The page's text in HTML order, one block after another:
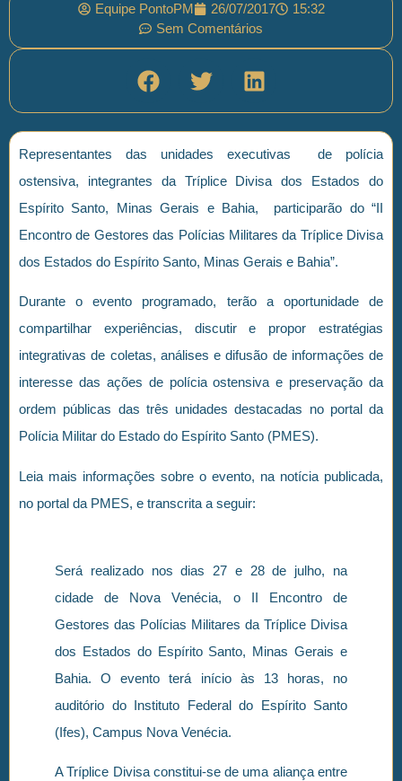
Equipe PontoPM 26/07/2017
15:32
Sem Comentários
Representantes das unidades executivas de polícia
ostensiva, integrantes da Tríplice Divisa dos Estados do
Espírito Santo, Minas Gerais e Bahia, participarão do “II
Encontro de Gestores das Polícias Militares da Tríplice Divisa
dos Estados do Espírito Santo, Minas Gerais e Bahia”.
Durante o evento programado, terão a oportunidade de
compartilhar experiências, discutir e propor estratégias
integrativas de coletas, análises e difusão de informações de
interesse das ações de polícia ostensiva e preservação da
ordem públicas das três unidades destacadas no portal da
Polícia Militar do Estado do Espírito Santo (PMES).
Leia mais informações sobre o evento, na notícia publicada,
no portal da PMES, e transcrita a seguir:
Será realizado nos dias 27 e 28 de julho, na
cidade de Nova Venécia, o II Encontro de
Gestores das Polícias Militares da Tríplice Divisa
dos Estados do Espírito Santo, Minas Gerais e
Bahia. O evento terá início às 13 horas, no
auditório do Instituto Federal do Espírito Santo
(Ifes), Campus Nova Venécia.
A Tríplice Divisa constitui-se de uma aliança entre